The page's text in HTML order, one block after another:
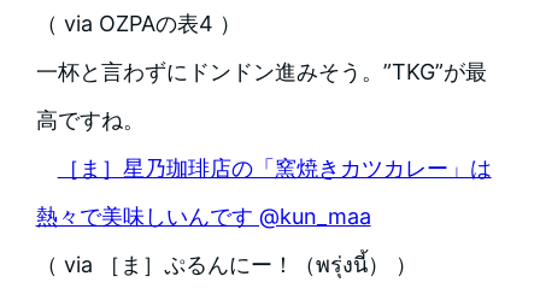
（ via OZPAの表4 ）
一杯と言わずにドンドン進みそう。”TKG”が最
高ですね。
［ま］星乃珈琲店の「窯焼きカツカレー」は
熱々で美味しいんです @kun_maa
（ via ［ま］ぷるんにー！（พรุ่งนี้） ）